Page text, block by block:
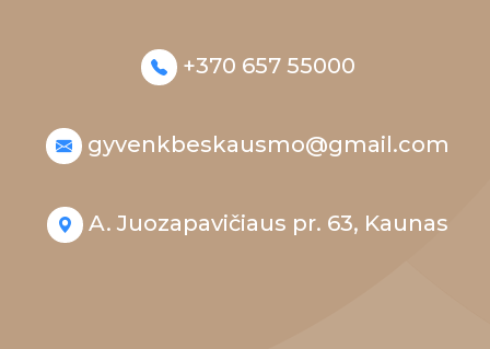
+370 657 55000
gyvenkbeskausmo@gmail.com
A. Juozapavičiaus pr. 63, Kaunas